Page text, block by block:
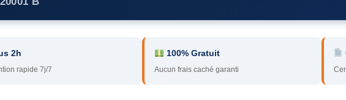
2h
rapide 7j/7
100% Gratuit
Aucun frais caché garanti